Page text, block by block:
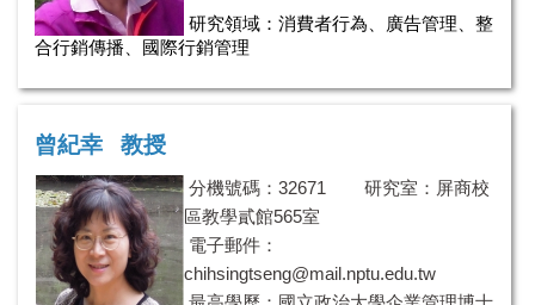
研究領域： 消費者行為、廣告管理、 整
合行銷傳播、 國際行銷管理
曾紀幸 教授
分機號碼：32671 研究室：屏商校
區教學貳館565室
電子郵件：
chihsingtseng@mail.nptu.edu.tw